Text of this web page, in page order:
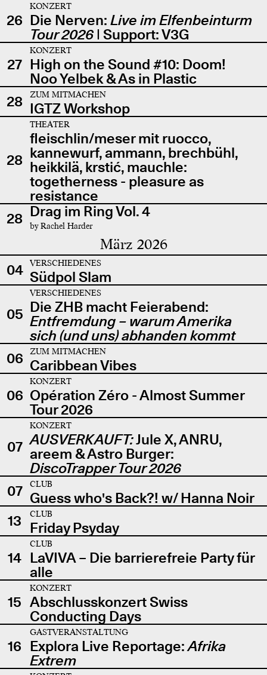
26
KONZERT
Die Nerven: Live im Elfenbeinturm
Tour 2026| Support: V3G
27
KONZERT
High on the Sound #10: Doom!
Noo Yelbek & As in Plastic
28
ZUM MITMACHEN
IGTZ Workshop
28
THEATER
fleischlin/meser mit ruocco,
kannewurf, ammann, brechbühl,
heikkilä, krstić, mauchle:
togetherness - pleasure as
resistance
28 Drag im Ring Vol. 4
by Rachel Harder
März 2026
04 VERSCHIEDENES
Südpol Slam
05
VERSCHIEDENES
Die ZHB macht Feierabend:
Entfremdung – warum Amerika
sich (und uns) abhanden kommt
06
ZUM MITMACHEN
Caribbean Vibes
06
KONZERT
Opération Zéro - Almost Summer
Tour 2026
07
KONZERT
AUSVERKAUFT:Jule X, ANRU,
areem & Astro Burger:
DiscoTrapper Tour 2026
07
CLUB
Guess who's Back?! w/ Hanna Noir
13
CLUB
Friday Psyday
14
CLUB
LaVIVA – Die barrierefreie Party für
alle
15
KONZERT
Abschlusskonzert Swiss
Conducting Days
16
GASTVERANSTALTUNG
Explora Live Reportage:Afrika
Extrem